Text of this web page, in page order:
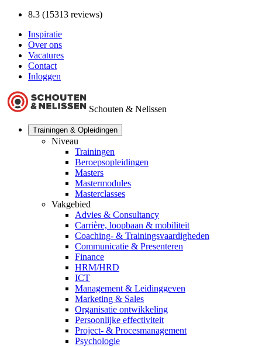
8.3 (15313 reviews)
Inspiratie
Over ons
Vacatures
Contact
Inloggen
Schouten & Nelissen
Trainingen & Opleidingen
Niveau
Trainingen
Beroepsopleidingen
Masters
Mastermodules
Masterclasses
Vakgebied
Advies & Consultancy
Carrière, loopbaan & mobiliteit
Coaching- & Trainingsvaardigheden
Communicatie & Presenteren
Finance
HRM/HRD
ICT
Management & Leidinggeven
Marketing & Sales
Organisatie ontwikkeling
Persoonlijke effectiviteit
Project- & Procesmanagement
Psychologie